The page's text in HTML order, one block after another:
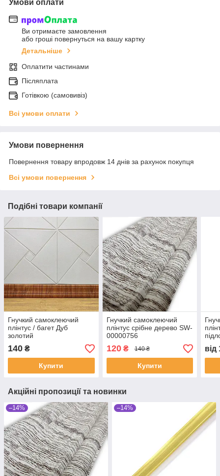
Умови оплати
Ви отримаєте замовлення
або гроші повернуться на вашу картку
Детальніше
Оплатити частинами
Післяплата
Готівкою (самовивіз)
Всі умови оплати
Умови повернення
Повернення товару впродовж 14 днів за рахунок покупця
Всі умови повернення
Подібні товари компанії
Гнучкий самоклеючий
плінтус / багет Дуб
золотий
140 ₴
Купити
Гнучкий самоклеючий
плінтус срібне дерево SW-
00000756
120₴ 140 ₴
Купити
від
Акційні пропозиції та новинки
–14% –14%